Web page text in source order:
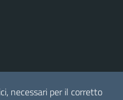
necessari per il corretto